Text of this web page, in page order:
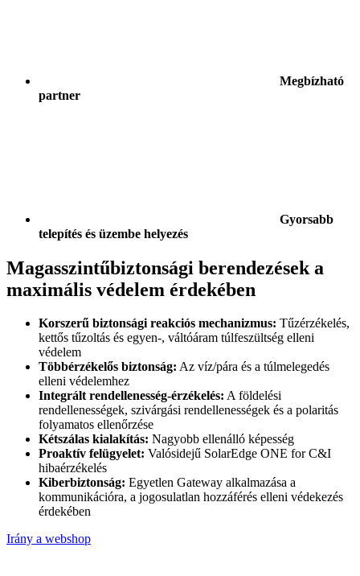
Megbízható
partner
Gyorsabb
telepítés és üzembe helyezés
Magasszintűbiztonsági berendezések a
maximális védelem érdekében
Korszerű biztonsági reakciós mechanizmus: Tűzérzékelés,
kettős tűzoltás és egyen-, váltóáram túlfeszültség elleni
védelem
Többérzékelős biztonság: Az víz/pára és a túlmelegedés
elleni védelemhez
Integrált rendellenesség-érzékelés: A földelési
rendellenességek, szivárgási rendellenességek és a polaritás
folyamatos ellenőrzése
Kétszálas kialakítás: Nagyobb ellenálló képesség
Proaktív felügyelet: Valósidejű SolarEdge ONE for C&I
hibaérzékelés
Kiberbiztonság: Egyetlen Gateway alkalmazása a
kommunikációra, a jogosulatlan hozzáférés elleni védekezés
érdekében
Irány a webshop